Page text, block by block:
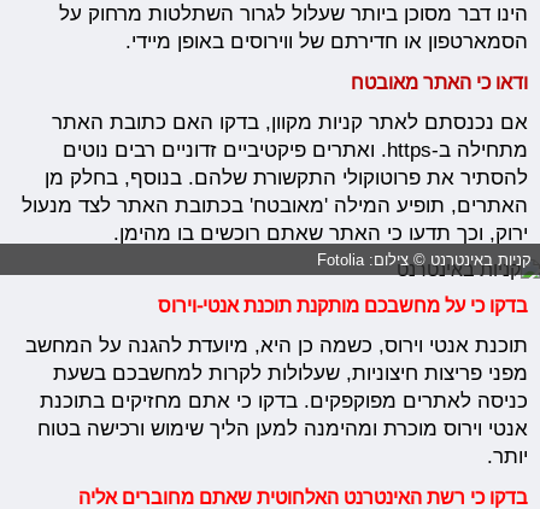
הינו דבר מסוכן ביותר שעלול לגרור השתלטות מרחוק על
הסמארטפון או חדירתם של ווירוסים באופן מיידי.
ודאו כי האתר מאובטח
אם נכנסתם לאתר קניות מקוון, בדקו האם כתובת האתר
מתחילה ב-https. ואתרים פיקטיביים זדוניים רבים נוטים
להסתיר את פרוטוקולי התקשורת שלהם. בנוסף, בחלק מן
האתרים, תופיע המילה 'מאובטח' בכתובת האתר לצד מנעול
ירוק, וכך תדעו כי האתר שאתם רוכשים בו מהימן.
קניות באינטרנט © צילום: Fotolia
בדקו כי על מחשבכם מותקנת תוכנת אנטי-וירוס
תוכנת אנטי וירוס, כשמה כן היא, מיועדת להגנה על המחשב
מפני פריצות חיצוניות, שעלולות לקרות למחשבכם בשעת
כניסה לאתרים מפוקפקים. בדקו כי אתם מחזיקים בתוכנת
אנטי וירוס מוכרת ומהימנה למען הליך שימוש ורכישה בטוח
יותר.
בדקו כי רשת האינטרנט האלחוטית שאתם מחוברים אליה